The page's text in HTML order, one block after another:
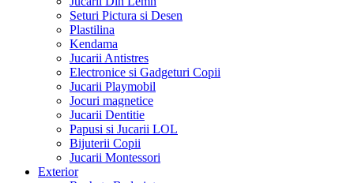
Seturi Pictura si Desen
Plastilina
Kendama
Jucarii Antistres
Electronice si Gadgeturi Copii
Jucarii Playmobil
Jocuri magnetice
Jucarii Dentitie
Papusi si Jucarii LOL
Bijuterii Copii
Jucarii Montessori
Exterior